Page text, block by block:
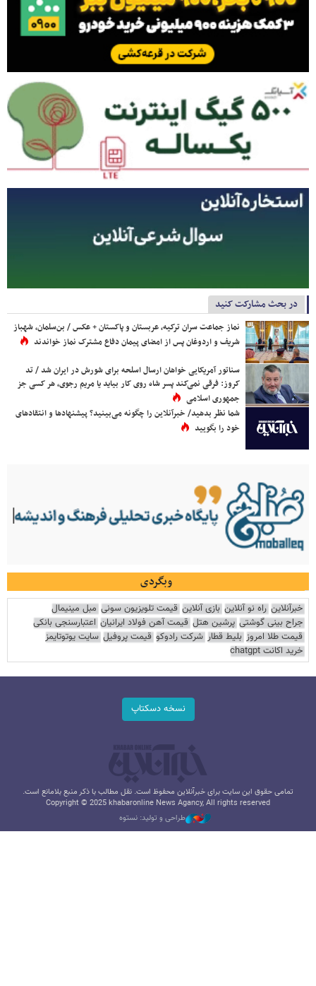
در بحث مشارکت کنید
نماز جماعت سران ترکیه، عربستان و پاکستان + عکس / بن‌سلمان، شهباز
شریف و اردوغان پس از امضای پیمان دفاع مشترک نماز خواندند
سناتور آمریکایی خواهان ارسال اسلحه برای شورش در ایران شد / تد
کروز: فرقی نمی‌کند پسر شاه روی کار بیاید یا مریم رجوی، هر کسی جز
جمهوری اسلامی
شما نظر بدهید/ خبرآنلاین را چگونه می‌بینید؟ پیشنهادها و انتقادهای
خود را بگویید
وبگردی
خبرآنلاین راه نو آنلاین بازی آنلاین قیمت تلویزیون سونی مبل مینیمال
جراح بینی گوشتی پرشین هتل قیمت آهن فولاد ایرانیان اعتبارسنجی بانکی
قیمت طلا امروز بلیط قطار شرکت رادوکو قیمت پروفیل سایت یوتوتایمز
خرید اکانت chatgpt
نسخه دسکتاپ
تمامی حقوق این سایت برای خبرآنلاین محفوظ است. نقل مطالب با ذکر منبع بلامانع است.
Copyright © 2025 khabaronline News Agancy, All rights reserved
طراحی و تولید: نستوه